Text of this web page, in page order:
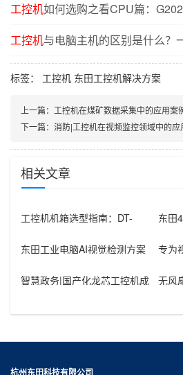
工控机如何选购之看CPU篇：
工控机与电脑主机的区别是什么？
核心差异
标签： 工控机 东田工控机解决方案
上一篇： 工控机在煤矿数据采集中的应用案
下一篇： 消防|工控机在视频监控领域中的应
相关文章
工控机机箱选型指南：DT-
东田
统
东田工业电脑AI视觉检测方案
专为
智慧政务|国产化龙芯工控机成
无风
杭州东田科技有限公司